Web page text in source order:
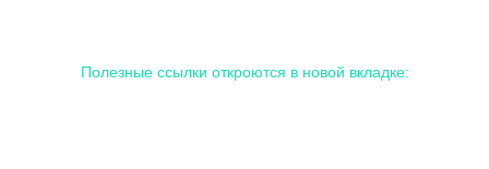
Полезные ссылки откроются в новой вкладке: